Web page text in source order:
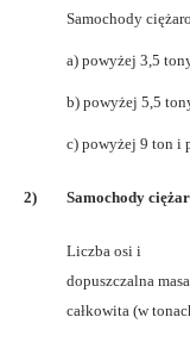
Samochody
a) powyżej 3,5
b) powyżej 5,5
c) powyżej 9 ton i
2) Samochody
Liczba osi i
dopuszczalna masa
całkowita (w